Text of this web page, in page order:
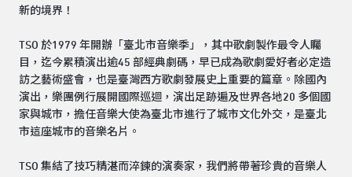
新的境界！
TSO 於1979 年開辦「臺北市音樂季」，其中歌劇製作最令人矚
目，迄今累積演出逾45 部經典劇碼，早已成為歌劇愛好者必定造
訪之藝術盛會，也是臺灣西方歌劇發展史上重要的篇章。除國內
演出，樂團例行展開國際巡迴，演出足跡遍及世界各地20 多個國
家與城市，擔任音樂大使為臺北市進行了城市文化外交，是臺北
市這座城市的音樂名片。
TSO 集結了技巧精湛而淬鍊的演奏家，我們將帶著珍貴的音樂人